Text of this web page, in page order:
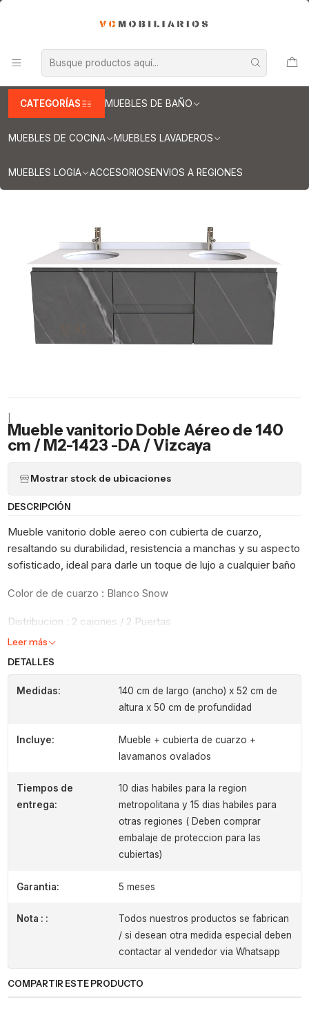
CATEGORÍAS MUEBLES DE BAÑO
MUEBLES DE COCINA MUEBLES LAVADEROS
MUEBLES LOGIA ACCESORIOSENVIOS A REGIONES
Muebles vanitorios aereo doble
Mueble vanitorios aereo - Doble de cuarzo
Muebles vanitorios aereo doble cuarzo / 140 cm
Mueble vanitorio Doble Aéreo de 140 cm / M2-1423 -DA / Vizcaya
Mueble vanitorio Doble Aéreo de 140
cm / M2-1423 -DA / Vizcaya
Mostrar stock de ubicaciones
DESCRIPCIÓN
Mueble vanitorio doble aereo con cubierta de cuarzo,
resaltando su durabilidad, resistencia a manchas y su aspecto
sofisticado, ideal para darle un toque de lujo a cualquier baño
Color de de cuarzo : Blanco Snow
Distribucion : 2 cajones / 2 Puertas
Leer más
DETALLES
Medidas:
140 cm de largo (ancho) x 52 cm de
altura x 50 cm de profundidad
Incluye:
Mueble + cubierta de cuarzo +
lavamanos ovalados
Tiempos de
entrega:
10 dias habiles para la region
metropolitana y 15 dias habiles para
otras regiones ( Deben comprar
embalaje de proteccion para las
cubiertas)
Garantia: 5 meses
Nota : :
Todos nuestros productos se fabrican
/ si desean otra medida especial deben
contactar al vendedor via Whatsapp
COMPARTIR ESTE PRODUCTO